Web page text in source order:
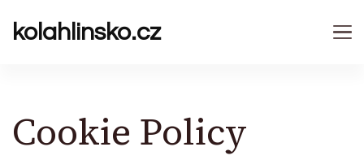
kolahlinsko.cz
Cookie Policy